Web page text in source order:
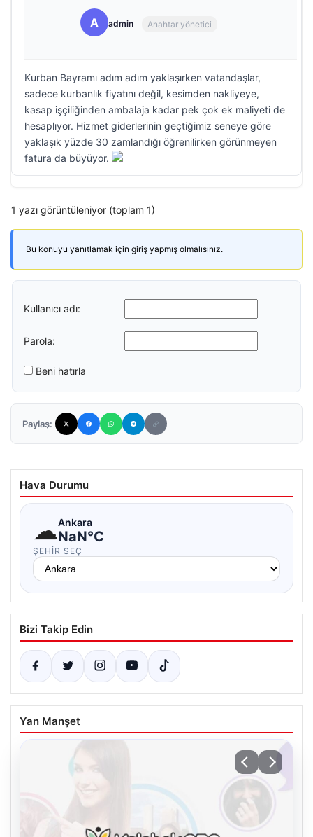
A admin Anahtar yönetici
Kurban Bayramı adım adım yaklaşırken vatandaşlar,
sadece kurbanlık fiyatını değil, kesimden nakliyeye,
kasap işçiliğinden ambalaja kadar pek çok ek maliyeti de
hesaplıyor. Hizmet giderlerinin geçtiğimiz seneye göre
yaklaşık yüzde 30 zamlandığı öğrenilirken görünmeyen
fatura da büyüyor.
1 yazı görüntüleniyor (toplam 1)
Bu konuyu yanıtlamak için giriş yapmış olmalısınız.
Kullanıcı adı:
Parola:
Beni hatırla
Paylaş:
Hava Durumu
☁Ankara
NaN°C
ŞEHIR SEÇ
Bizi Takip Edin
Yan Manşet